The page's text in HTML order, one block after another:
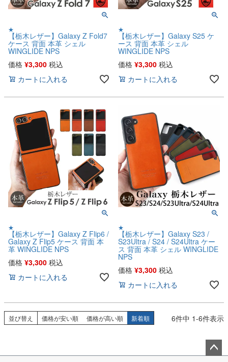
★
【栃木レザー】Galaxy Z Fold7
ケース 背面 本革 シェル
WINGLIDE NPS
価格 ¥3,300 税込
カートに入れる
★
【栃木レザー】Galaxy S25 ケ
ース 背面 本革 シェル
WINGLIDE NPS
価格 ¥3,300 税込
カートに入れる
★
【栃木レザー】Galaxy Z Flip6 /
Galaxy Z Flip5 ケース 背面 本
革 WINGLIDE NPS
価格 ¥3,300 税込
カートに入れる
★
【栃木レザー】Galaxy S23 /
S23Ultra / S24 / S24Ultra ケー
ス 背面 本革 シェル WINGLIDE
NPS
価格 ¥3,300 税込
カートに入れる
並び替え 価格が安い順 価格が高い順 新着順 6件中 1-6件表示